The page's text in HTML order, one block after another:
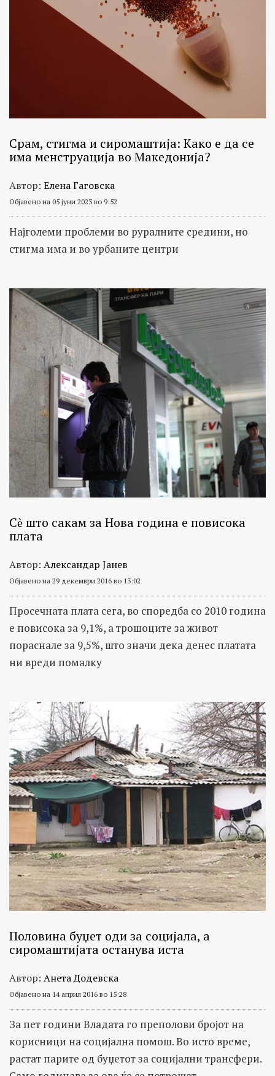
Срам, стигма и сиромаштија: Како е да се
има менструација во Македонија?
Автор: Елена Гаговска
Објавено на 05 јуни 2023 во 9:52
Најголеми проблеми во руралните средини, но
стигма има и во урбаните центри
Сѐ што сакам за Нова година е повисока
плата
Автор: Александар Јанев
Објавено на 29 декември 2016 во 13:02
Просечната плата сега, во споредба со 2010 година
е повисока за 9,1%, а трошоците за живот
пораснале за 9,5%, што значи дека денес платата
ни вреди помалку
Половина буџет оди за социјала, а
сиромаштијата останува иста
Автор: Анета Додевска
Објавено на 14 април 2016 во 15:28
За пет години Владата го преполови бројот на
корисници на социјална помош. Во исто време,
растат парите од буџетот за социјални трансфери.